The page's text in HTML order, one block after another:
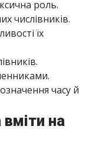
роль.
числівників.
їх
часу й
на